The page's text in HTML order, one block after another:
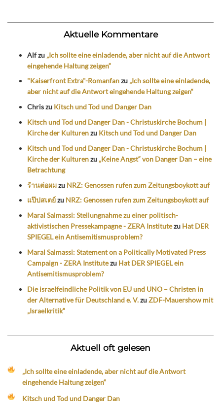
Aktuelle Kommentare
Alfzu „Ich sollte eine einladende, aber nicht auf die Antwort
eingehende Haltung zeigen“
"Kaiserfront Extra"-Romanfanzu „Ich sollte eine einladende,
aber nicht auf die Antwort eingehende Haltung zeigen“
Chriszu Kitsch und Tod und Danger Dan
Kitsch und Tod und Danger Dan - Christuskirche Bochum |
Kirche der Kulturenzu Kitsch und Tod und Danger Dan
Kitsch und Tod und Danger Dan - Christuskirche Bochum |
Kirche der Kulturenzu „Keine Angst“ von Danger Dan – eine
Betrachtung
ร้านต่อผมzu NRZ: Genossen rufen zum Zeitungsboykott auf
แป๊ปสเตย์zu NRZ: Genossen rufen zum Zeitungsboykott auf
Maral Salmassi: Stellungnahme zu einer politisch-
aktivistischen Pressekampagne - ZERA Institutezu Hat DER
SPIEGEL ein Antisemitismusproblem?
Maral Salmassi: Statement on a Politically Motivated Press
Campaign - ZERA Institutezu Hat DER SPIEGEL ein
Antisemitismusproblem?
Die israelfeindliche Politik von EU und UNO – Christen in
der Alternative für Deutschland e. V.zuZDF-Mauershow mit
„Israelkritik“
Aktuell oft gelesen
„Ich sollte eine einladende, aber nicht auf die Antwort
eingehende Haltung zeigen“
Kitsch und Tod und Danger Dan